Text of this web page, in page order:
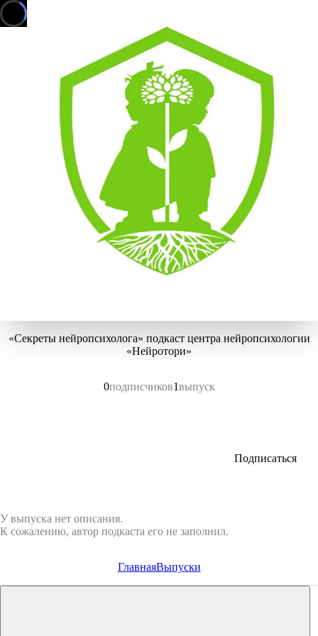
«Секреты нейропсихолога» подкаст центра нейропсихологии
«Нейротори»
0подписчиков1выпуск
Подписаться
У выпуска нет описания.
К сожалению, автор подкаста его не заполнил.
ГлавнаяВыпуски